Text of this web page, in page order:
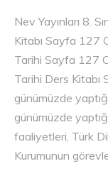
Nev Yayınları 8.
Kitabı Sayfa 127
Tarihi Sayfa 127
Tarihi Ders Kitabı
günümüzde
günümüzde
faaliyetleri, Türk
Kurumunun